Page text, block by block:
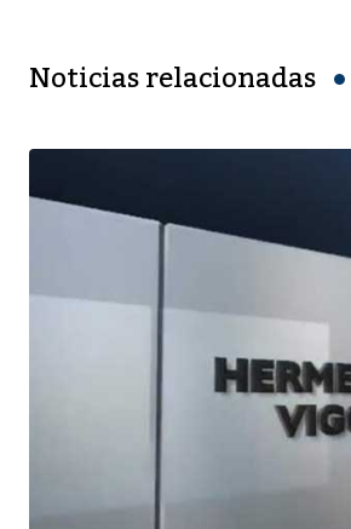
Noticias relacionadas